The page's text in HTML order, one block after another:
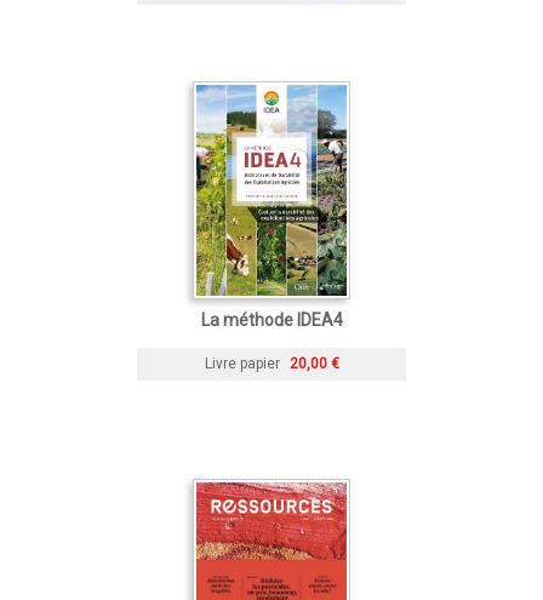
La méthode IDEA4
Livre papier 20,00 €